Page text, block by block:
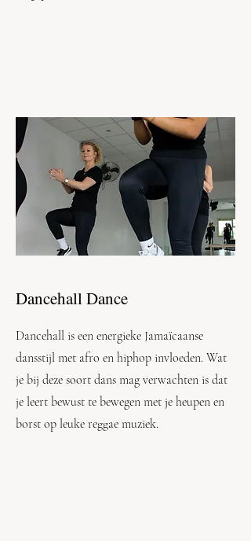
Dancehall Dance
Dancehall is een energieke Jamaïcaanse
dansstijl met afro en hiphop invloeden. Wat
je bij deze soort dans mag verwachten is dat
je leert bewust te bewegen met je heupen en
borst op leuke reggae muziek.